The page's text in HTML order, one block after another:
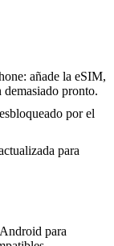
añade la eSIM,
pronto.
por el
para
para